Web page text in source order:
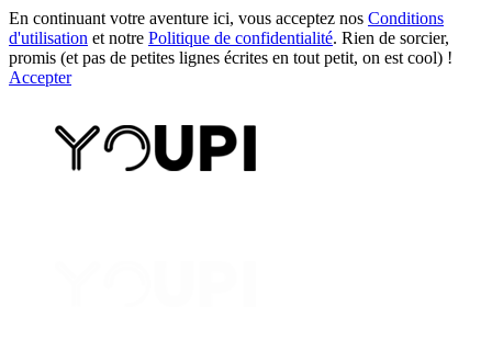
En continuant votre aventure ici, vous acceptez nos Conditions
d'utilisation et notre Politique de confidentialité. Rien de sorcier,
promis (et pas de petites lignes écrites en tout petit, on est cool) !
Accepter